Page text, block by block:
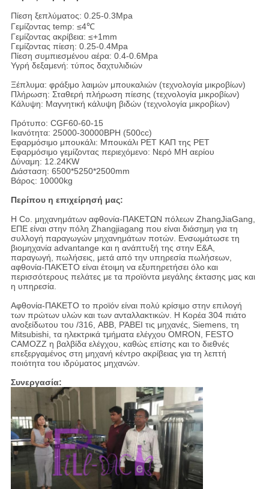
Πίεση ξεπλύματος: 0.25-0.3Mpa
Γεμίζοντας temp: ≤4℃
Γεμίζοντας ακρίβεια: ≤+1mm
Γεμίζοντας πίεση: 0.25-0.4Mpa
Πίεση συμπιεσμένου αέρα: 0.4-0.6Mpa
Υγρή δεξαμενή: τύπος δαχτυλιδιών
Ξέπλυμα: φράξιμο λαιμών μπουκαλιών (τεχνολογία μικροβίων)
Πλήρωση: Σταθερή πλήρωση πίεσης (τεχνολογία μικροβίων)
Κάλυψη: Μαγνητική κάλυψη βιδών (τεχνολογία μικροβίων)
Πρότυπο: CGF60-60-15
Ικανότητα: 25000-30000BPH (500cc)
Εφαρμόσιμο μπουκάλι: Μπουκάλι PET ΚΑΠ της PET
Εφαρμόσιμο γεμίζοντας περιεχόμενο: Νερό ΜΗ αερίου
Δύναμη: 12.24KW
Διάσταση: 6500*5250*2500mm
Βάρος: 10000kg
Περίπου η επιχείρησή μας:
Η Co. μηχανημάτων αφθονία-ΠΑΚΕΤΩΝ πόλεων ZhangJiaGang,
ΕΠΕ είναι στην πόλη Zhangjiagang που είναι διάσημη για τη
συλλογή παραγωγών μηχανημάτων ποτών. Ενσωμάτωσε τη
βιομηχανία advantange και η ανάπτυξή της στην Ε&Α,
παραγωγή, πωλήσεις, μετά από την υπηρεσία πωλήσεων,
αφθονία-ΠΑΚΈΤΟ είναι έτοιμη να εξυπηρετήσει όλο και
περισσότερους πελάτες με τα προϊόντα μεγάλης έκτασης μας και
η υπηρεσία.
Αφθονία-ΠΑΚΕΤΟ το προϊόν είναι πολύ κρίσιμο στην επιλογή
των πρώτων υλών και των ανταλλακτικών. Η Κορέα 304 πιάτο
ανοξείδωτου του /316, ABB, ΡΆΒΕΙ τις μηχανές, Siemens, τη
Mitsubishi, τα ηλεκτρικά τμήματα ελέγχου OMRON, FESTO
CAMOZZ η βαλβίδα ελέγχου, καθώς επίσης και το διεθνές
επεξεργαμένος στη μηχανή κέντρο ακρίβειας για τη λεπτή
ποιότητα του ιδρύματος μηχανών.
Συνεργασία: